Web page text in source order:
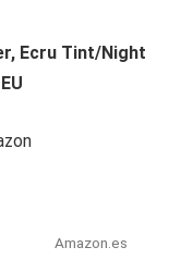
Ecru Tint/Night
Amazon.es